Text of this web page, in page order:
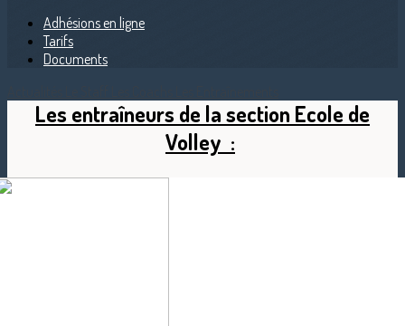
Adhésions en ligne
Tarifs
Documents
Les entraîneurs de la section Ecole de
Volley :